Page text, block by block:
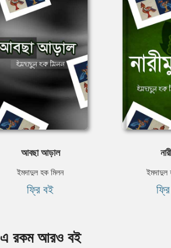
আবছা আড়াল
ইমদাদুল হক মিলন
ফ্রি বই
ইমদাদুল
এ রকম আরও বই